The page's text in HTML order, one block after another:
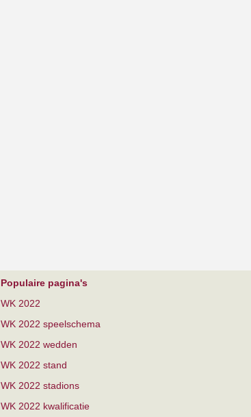
Populaire pagina's
WK 2022
WK 2022 speelschema
WK 2022 wedden
WK 2022 stand
WK 2022 stadions
WK 2022 kwalificatie